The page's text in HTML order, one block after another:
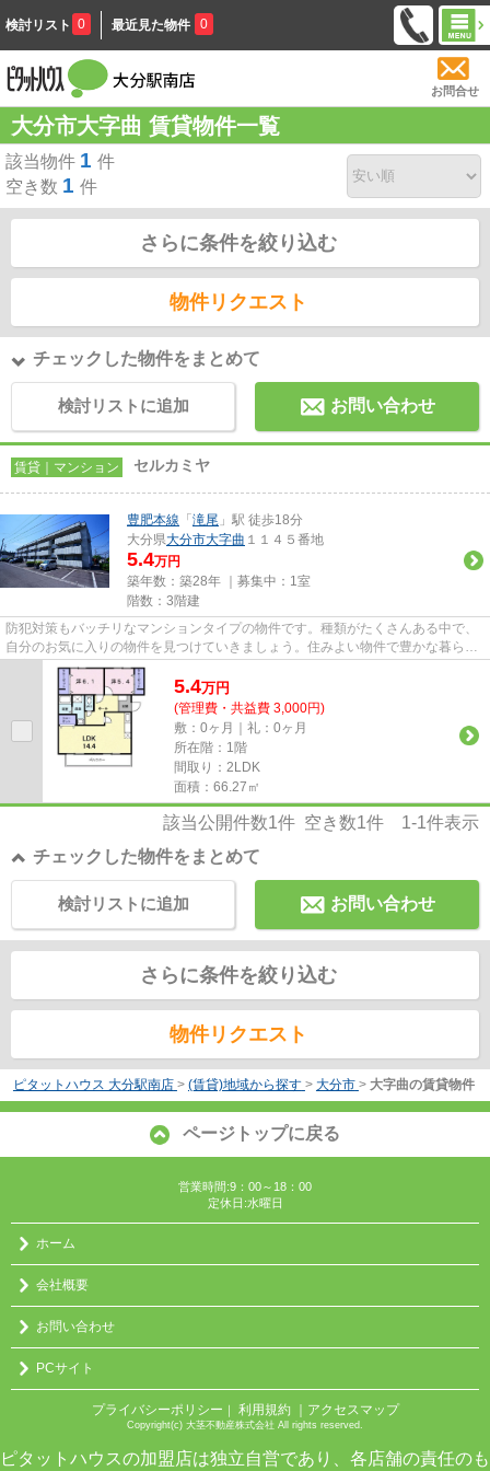
検討リスト 0 最近見た物件 0
お問合せ
大分市大字曲 賃貸物件一覧
該当物件 1 件
空き数 1 件
さらに条件を絞り込む
物件リクエスト
チェックした物件をまとめて
検討リストに追加 お問い合わせ
賃貸｜マンション セルカミヤ
豊肥本線 「 滝尾 」駅 徒歩18分
大分県大分市大字曲 １１４５番地
5.4万円
築年数：築28年 ｜募集中： 1室
階数：3階建
防犯対策もバッチリなマンションタイプの物件です。種類がたくさんある中で、
自分のお気に入りの物件を見つけていきましょう。住みよい物件で豊かな暮らし
を実現させていきましょう。
5.4万円
(管理費・共益費 3,000円)
敷：0ヶ月｜礼：0ヶ月
所在階：1階
間取り：2LDK
面積：66.27㎡
該当公開件数1件 空き数1件 1-1件表示
チェックした物件をまとめて
お問い合わせ
検討リストに追加
さらに条件を絞り込む
物件リクエスト
ピタットハウス 大分駅南店 > (賃貸)地域から探す > 大分市 > 大字曲の賃貸物件
ページトップに戻る
営業時間:9：00～18：00
定休日:水曜日
ホーム
会社概要
お問い合わせ
PCサイト
プライバシーポリシー ｜ 利用規約 ｜アクセスマップ
Copyright(c) 大茎不動産株式会社 All rights reserved.
ピタットハウスの加盟店は独立自営であり、各店舗の責任のも